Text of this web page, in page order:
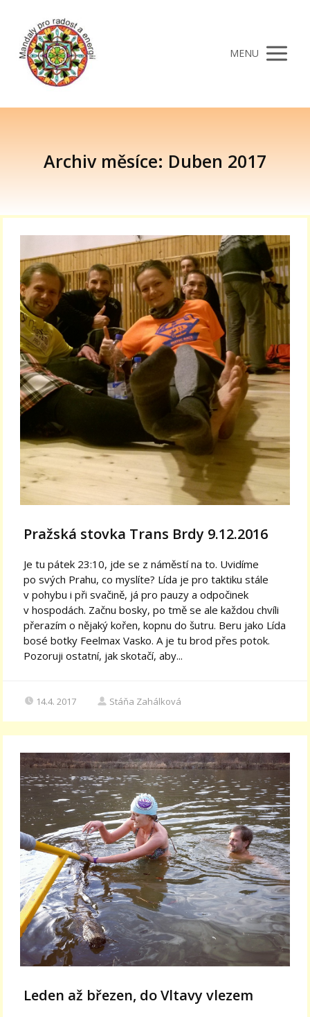
MENU
Archiv měsíce: Duben 2017
Pražská stovka Trans Brdy 9.12.2016
Je tu pátek 23:10, jde se z náměstí na to. Uvidíme
po svých Prahu, co myslíte? Lída je pro taktiku stále
v pohybu i při svačině, já pro pauzy a odpočinek
v hospodách. Začnu bosky, po tmě se ale každou chvíli
přerazím o nějaký kořen, kopnu do šutru. Beru jako Lída
bosé botky Feelmax Vasko. A je tu brod přes potok.
Pozoruji ostatní, jak skotačí, aby...
14.4. 2017 Stáňa Zahálková
Leden až březen, do Vltavy vlezem